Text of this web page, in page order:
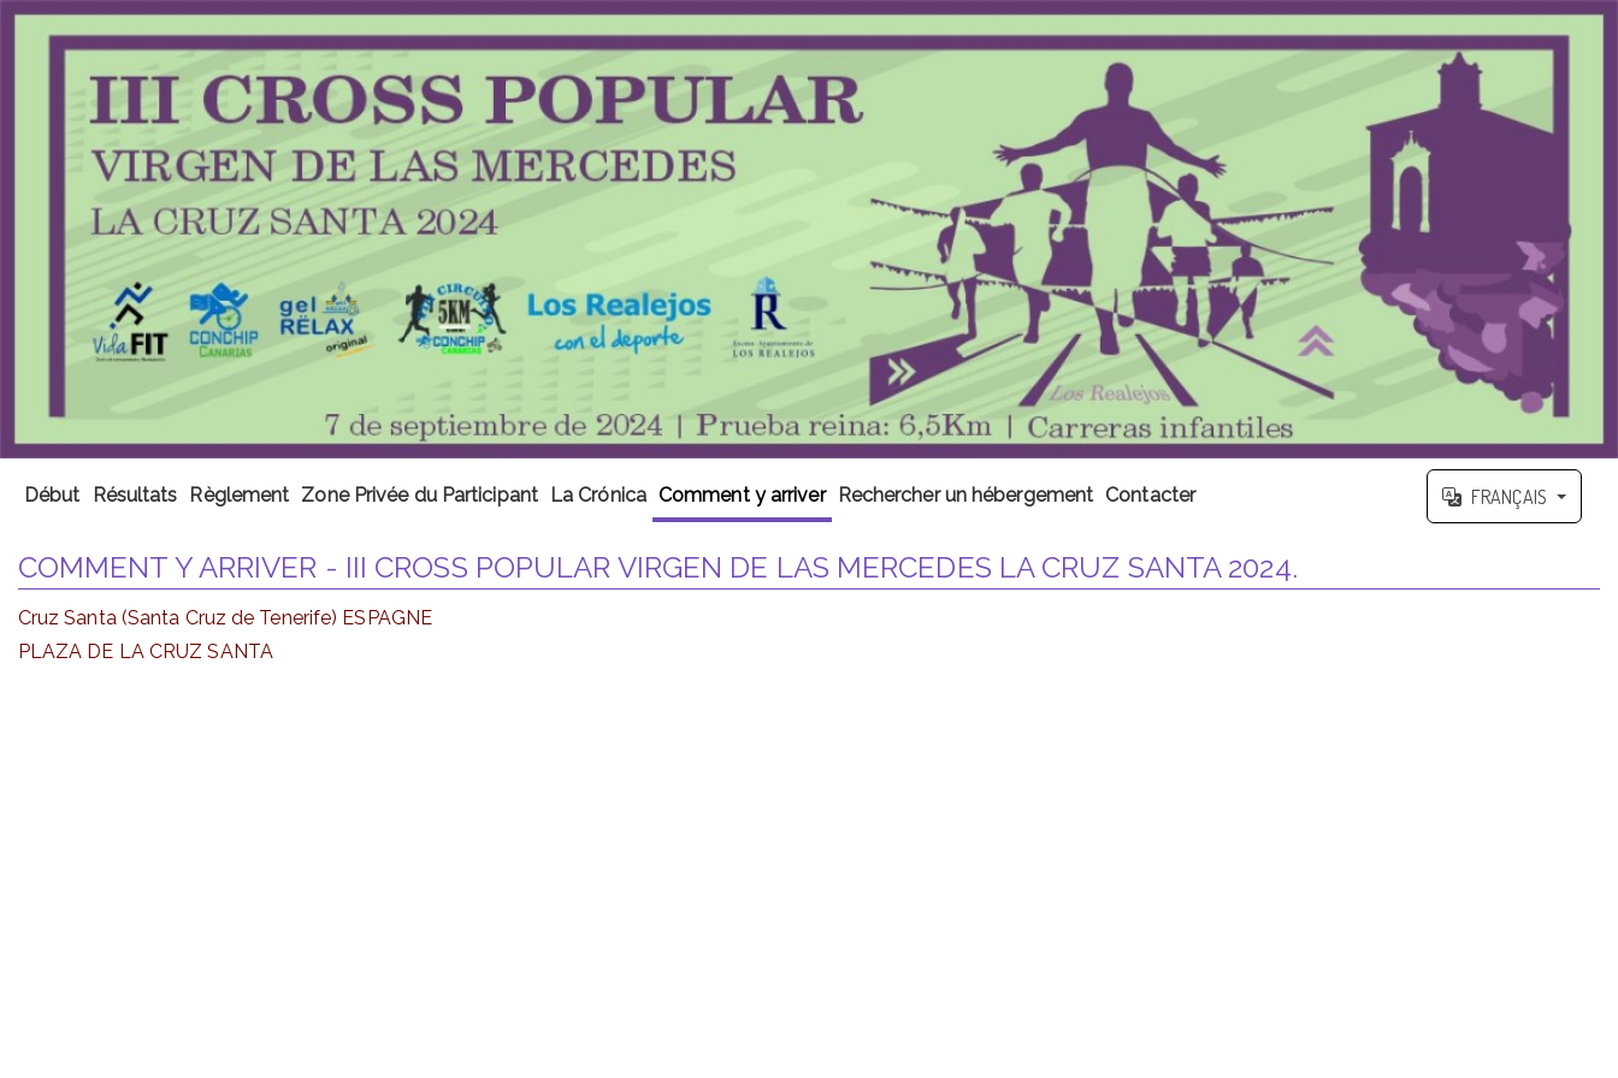
Début Résultats Règlement Zone Privée du Participant La Crónica Comment y arriver Rechercher un hébergement Contacter FRANÇAIS
COMMENT Y ARRIVER - III CROSS POPULAR VIRGEN DE LAS MERCEDES LA CRUZ SANTA 2024.
Cruz Santa (Santa Cruz de Tenerife) ESPAGNE
PLAZA DE LA CRUZ SANTA